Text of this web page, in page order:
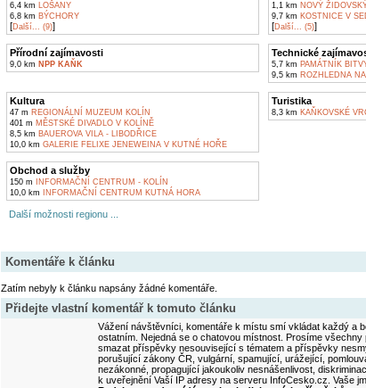
6,4 km LOŠANY
6,8 km BÝCHORY
[Další... (9)]
1,1 km NOVÝ
9,7 km KOSTNICE V
[Další... (5)]
Přírodní zajímavosti
9,0 km NPP KAŇK
Technické
5,7 km PAMÁTNÍK
9,5 km ROZHLEDNA
Kultura
47 m REGIONÁLNÍ MUZEUM KOLÍN
401 m MĚSTSKÉ DIVADLO V KOLÍNĚ
8,5 km BAUEROVA VILA - LIBODŘICE
10,0 km GALERIE FELIXE JENEWEINA V KUTNÉ HOŘE
Turistika
8,3 km KAŇKOVSKÉ
Obchod a služby
150 m INFORMAČNÍ CENTRUM - KOLÍN
10,0 km INFORMAČNÍ CENTRUM KUTNÁ HORA
Další možnosti regionu ...
Komentáře k článku
Zatím nebyly k článku napsány žádné komentáře.
Přidejte vlastní komentář k tomuto článku
Vážení návštěvníci, komentáře k místu smí vkládat každý a
ostatním. Nejedná se o chatovou místnost. Prosíme
smazat příspěvky nesouvisející s tématem a příspěvky
porušující zákony ČR, vulgární, spamující, urážející,
nezákonné, propagující jakoukoliv nesnášenlivost,
k uveřejnění Vaší IP adresy na serveru InfoCesko.cz. Vaše